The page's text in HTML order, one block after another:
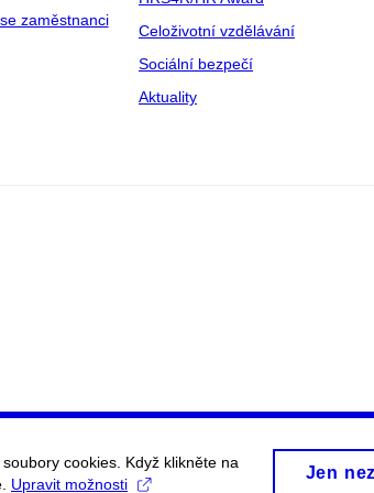
zaměstnanci
Celoživotní vzdělávání
Sociální bezpečí
Aktuality
cookies. Když klikněte na
Upravit možnosti
Jen